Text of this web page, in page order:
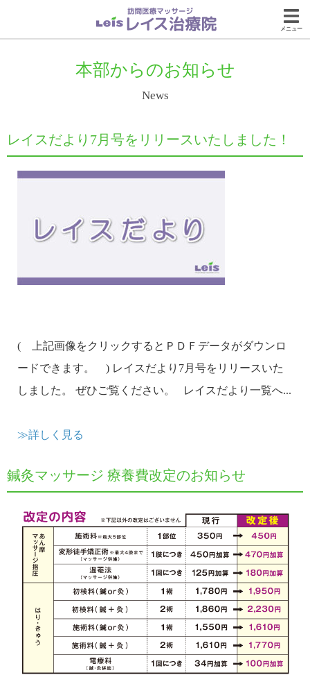
メニュー
本部からのお知らせ
News
レイスだより7月号をリリースいたしました！
( 上記画像をクリックするとＰＤＦデータがダウンロ
ードできます。 ) レイスだより7月号をリリースいた
しました。 ぜひご覧ください。 レイスだより一覧へ...
≫詳しく見る
鍼灸マッサージ 療養費改定のお知らせ